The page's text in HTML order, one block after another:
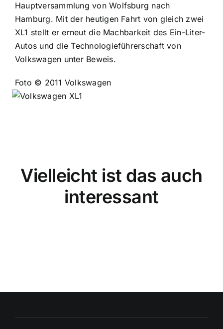
Hauptversammlung von Wolfsburg nach
Hamburg. Mit der heutigen Fahrt von gleich zwei
XL1 stellt er erneut die Machbarkeit des Ein-Liter-
Autos und die Technologieführerschaft von
Volkswagen unter Beweis.
Foto © 2011 Volkswagen
Vielleicht ist das auch
interessant